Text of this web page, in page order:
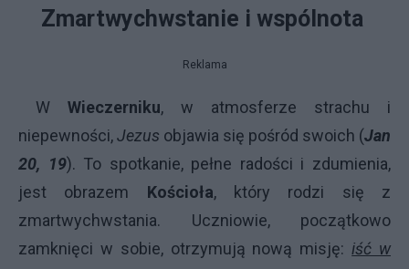
Zmartwychwstanie i wspólnota
Reklama
W Wieczerniku, w atmosferze strachu i
niepewności,Jezus objawia się pośród swoich (Jan
20, 19). To spotkanie, pełne radości i zdumienia,
jest obrazem Kościoła, który rodzi się z
zmartwychwstania. Uczniowie, początkowo
zamknięci w sobie, otrzymują nową misję: iść w